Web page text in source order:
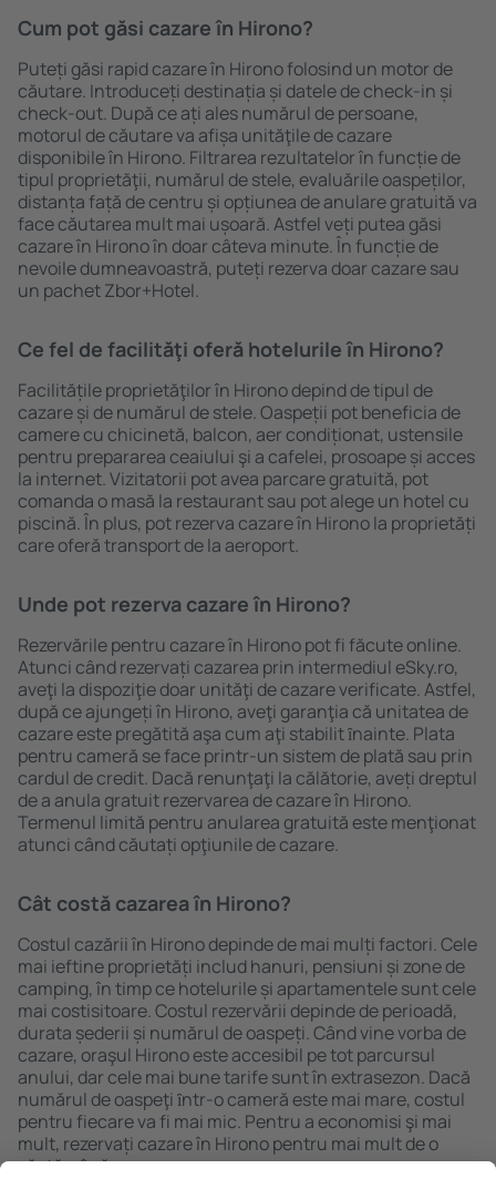
Cum pot găsi cazare în Hirono?
Puteți găsi rapid cazare în Hirono folosind un motor de
căutare. Introduceți destinația și datele de check-in și
check-out. După ce ați ales numărul de persoane,
motorul de căutare va afișa unităţile de cazare
disponibile în Hirono. Filtrarea rezultatelor în funcție de
tipul proprietăţii, numărul de stele, evaluările oaspeților,
distanța față de centru și opțiunea de anulare gratuită va
face căutarea mult mai ușoară. Astfel veți putea găsi
cazare în Hirono în doar câteva minute. În funcție de
nevoile dumneavoastră, puteți rezerva doar cazare sau
un pachet Zbor+Hotel.
Ce fel de facilităţi oferă hotelurile în Hirono?
Facilitățile proprietăţilor în Hirono depind de tipul de
cazare și de numărul de stele. Oaspeții pot beneficia de
camere cu chicinetă, balcon, aer condiționat, ustensile
pentru prepararea ceaiului şi a cafelei, prosoape și acces
la internet. Vizitatorii pot avea parcare gratuită, pot
comanda o masă la restaurant sau pot alege un hotel cu
piscină. În plus, pot rezerva cazare în Hirono la proprietăți
care oferă transport de la aeroport.
Unde pot rezerva cazare în Hirono?
Rezervările pentru cazare în Hirono pot fi făcute online.
Atunci când rezervați cazarea prin intermediul eSky.ro,
aveţi la dispoziţie doar unităţi de cazare verificate. Astfel,
după ce ajungeți în Hirono, aveţi garanţia că unitatea de
cazare este pregătită aşa cum aţi stabilit ȋnainte. Plata
pentru cameră se face printr-un sistem de plată sau prin
cardul de credit. Dacă renunţaţi la călătorie, aveți dreptul
de a anula gratuit rezervarea de cazare în Hirono.
Termenul limită pentru anularea gratuită este menţionat
atunci când căutați opţiunile de cazare.
Cât costă cazarea în Hirono?
Costul cazării în Hirono depinde de mai mulți factori. Cele
mai ieftine proprietăți includ hanuri, pensiuni și zone de
camping, în timp ce hotelurile și apartamentele sunt cele
mai costisitoare. Costul rezervării depinde de perioadă,
durata șederii și numărul de oaspeți. Când vine vorba de
cazare, oraşul Hirono este accesibil pe tot parcursul
anului, dar cele mai bune tarife sunt în extrasezon. Dacă
numărul de oaspeţi ȋntr-o cameră este mai mare, costul
pentru fiecare va fi mai mic. Pentru a economisi şi mai
mult, rezervați cazare în Hirono pentru mai mult de o
săptămână.